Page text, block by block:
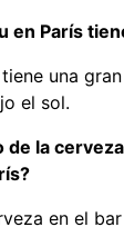
en París
una
el sol.
de la
en el